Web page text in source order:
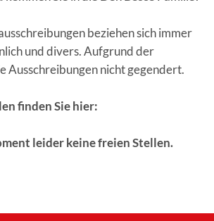
beziehen sich immer
und divers. Aufgrund der
Ausschreibungen nicht gegendert.
finden Sie hier:
leider keine freien Stellen.